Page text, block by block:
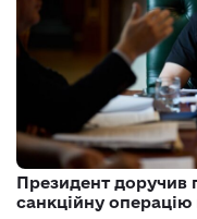
Президент доручив
санкційну